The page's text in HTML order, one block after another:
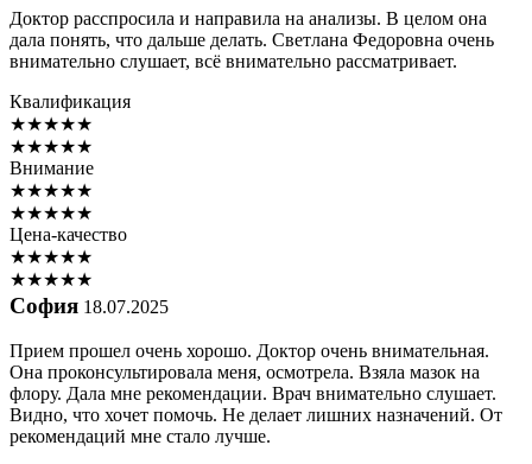
Доктор расспросила и направила на анализы. В целом она
дала понять, что дальше делать. Светлана Федоровна очень
внимательно слушает, всё внимательно рассматривает.
Квалификация
★★★★★
★★★★★
Внимание
★★★★★
★★★★★
Цена-качество
★★★★★
★★★★★
София 18.07.2025
Прием прошел очень хорошо. Доктор очень внимательная.
Она проконсультировала меня, осмотрела. Взяла мазок на
флору. Дала мне рекомендации. Врач внимательно слушает.
Видно, что хочет помочь. Не делает лишних назначений. От
рекомендаций мне стало лучше.